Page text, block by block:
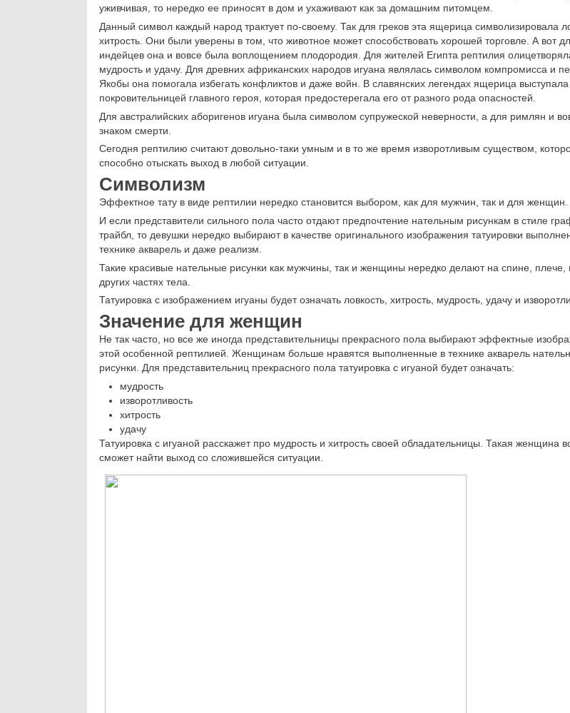
уживчивая, то нередко ее приносят в дом и ухаживают как за домашним питомцем.
Данный символ каждый народ трактует по-своему. Так для греков эта ящерица символизировала
хитрость. Они были уверены в том, что животное может способствовать хорошей торговле. А вот
индейцев она и вовсе была воплощением плодородия. Для жителей Египта рептилия
мудрость и удачу. Для древних африканских народов игуана являлась символом компромисса и
Якобы она помогала избегать конфликтов и даже войн. В славянских легендах ящерица выступала
покровительницей главного героя, которая предостерегала его от разного рода опасностей.
Для австралийских аборигенов игуана была символом супружеской неверности, а для римлян и
знаком смерти.
Сегодня рептилию считают довольно-таки умным и в то же время изворотливым существом,
способно отыскать выход в любой ситуации.
Символизм
Эффектное тату в виде рептилии нередко становится выбором, как для мужчин, так и для женщин.
И если представители сильного пола часто отдают предпочтение нательным рисункам в стиле
трайбл, то девушки нередко выбирают в качестве оригинального изображения татуировки
технике акварель и даже реализм.
Такие красивые нательные рисунки как мужчины, так и женщины нередко делают на спине, плече,
других частях тела.
Татуировка с изображением игуаны будет означать ловкость, хитрость, мудрость, удачу и
Значение для женщин
Не так часто, но все же иногда представительницы прекрасного пола выбирают эффектные
этой особенной рептилией. Женщинам больше нравятся выполненные в технике акварель
рисунки. Для представительниц прекрасного пола татуировка с игуаной будет означать:
мудрость
изворотливость
хитрость
удачу
Татуировка с игуаной расскажет про мудрость и хитрость своей обладательницы. Такая женщина
сможет найти выход со сложившейся ситуации.